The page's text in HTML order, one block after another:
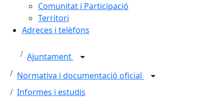
Comunitat i Participació
Territori
Adreces i telèfons
Ajuntament
Normativa i documentació oficial
Informes i estudis